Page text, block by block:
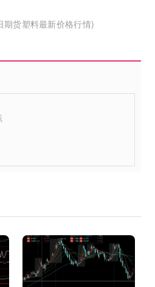
货塑料最新价格行情)